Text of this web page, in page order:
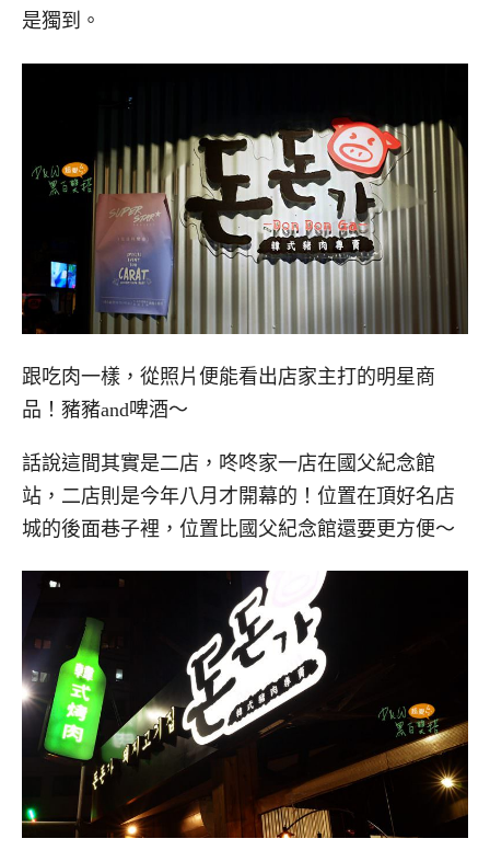
是獨到。
跟吃肉一樣，從照片便能看出店家主打的明星商
品！豬豬and啤酒～
話說這間其實是二店，咚咚家一店在國父紀念館
站，二店則是今年八月才開幕的！位置在頂好名店
城的後面巷子裡，位置比國父紀念館還要更方便～